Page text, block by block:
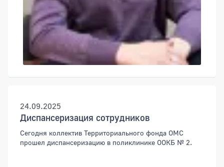
24.09.2025
Диспансеризация сотрудников
Сегодня коллектив Территориального фонда ОМС
прошел диспансеризацию в поликлинике ООКБ № 2.